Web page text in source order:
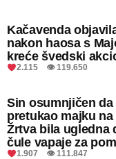
Kačavenda
nakon haosa s
kreće švedski
2.115 👁 119.650
Sin osumnjičen
pretukao majku
Žrtva bila ugledna
čule vapaje za
1.907 👁 111.847